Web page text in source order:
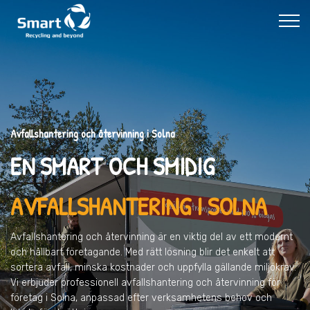
Avfallshantering och återvinning i Solna
EN SMART OCH SMIDIG
AVFALLSHANTERING I SOLNA
Avfallshantering och återvinning är en viktig del av ett modernt
och hållbart företagande. Med rätt lösning blir det enkelt att
sortera avfall, minska kostnader och uppfylla gällande miljökrav.
Vi erbjuder professionell avfallshantering och återvinning för
företag i Solna, anpassad efter verksamhetens behov och